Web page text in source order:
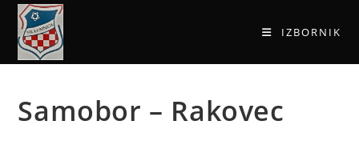
IZBORNIK
Samobor – Rakovec